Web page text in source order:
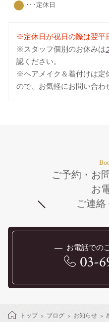
･･･定休日
※定休日が祝日の際は翌平
※スタッフ個別のお休みは
認ください。
※ヘアメイク＆着付けは定
ので、お気軽にお問い合
ご予約・お
お
ご連絡
お電話での
03-
トップ ブログ お知らせ